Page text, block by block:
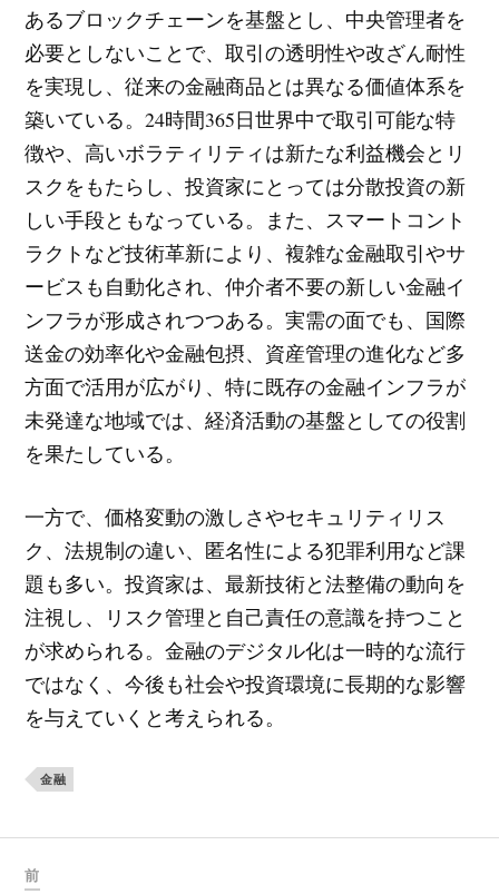
あるブロックチェーンを基盤とし、中央管理者を
必要としないことで、取引の透明性や改ざん耐性
を実現し、従来の金融商品とは異なる価値体系を
築いている。24時間365日世界中で取引可能な特
徴や、高いボラティリティは新たな利益機会とリ
スクをもたらし、投資家にとっては分散投資の新
しい手段ともなっている。また、スマートコント
ラクトなど技術革新により、複雑な金融取引やサ
ービスも自動化され、仲介者不要の新しい金融イ
ンフラが形成されつつある。実需の面でも、国際
送金の効率化や金融包摂、資産管理の進化など多
方面で活用が広がり、特に既存の金融インフラが
未発達な地域では、経済活動の基盤としての役割
を果たしている。
一方で、価格変動の激しさやセキュリティリス
ク、法規制の違い、匿名性による犯罪利用など課
題も多い。投資家は、最新技術と法整備の動向を
注視し、リスク管理と自己責任の意識を持つこと
が求められる。金融のデジタル化は一時的な流行
ではなく、今後も社会や投資環境に長期的な影響
を与えていくと考えられる。
金融
前